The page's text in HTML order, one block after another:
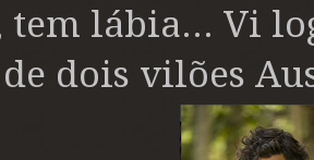
tem lábia... Vi
dois vilões